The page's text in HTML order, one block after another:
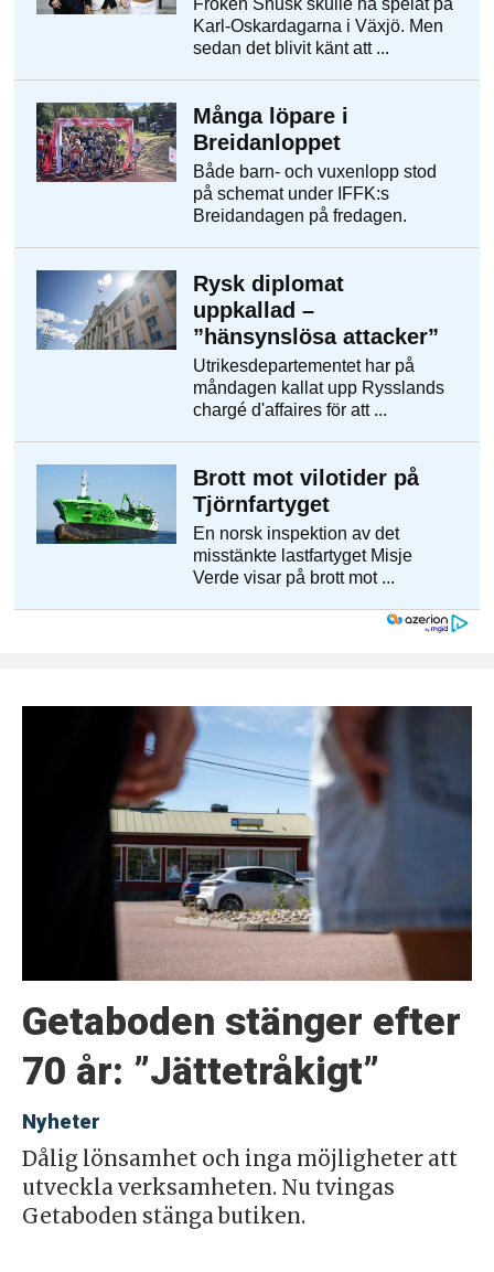
Getaboden stänger efter
70 år: ”Jättetråkigt”
Nyheter
Dålig lönsamhet och inga möjligheter att
utveckla verksamheten. Nu tvingas
Getaboden stänga butiken.